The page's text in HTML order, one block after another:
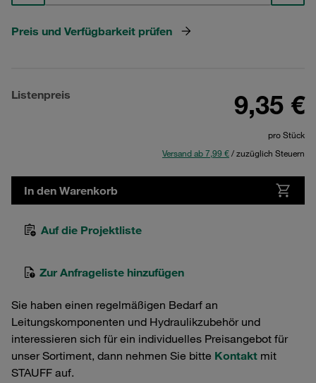
Preis und Verfügbarkeit prüfen
Listenpreis 9,35 €
pro Stück
Versand ab 7,99 €/ zuzüglich Steuern
In den Warenkorb
Auf die Projektliste
Zur Anfrageliste hinzufügen
Sie haben einen regelmäßigen Bedarf an
Leitungskomponenten und Hydraulikzubehör und
interessieren sich für ein individuelles Preisangebot für
unser Sortiment, dann nehmen Sie bitte Kontakt mit
STAUFF auf.